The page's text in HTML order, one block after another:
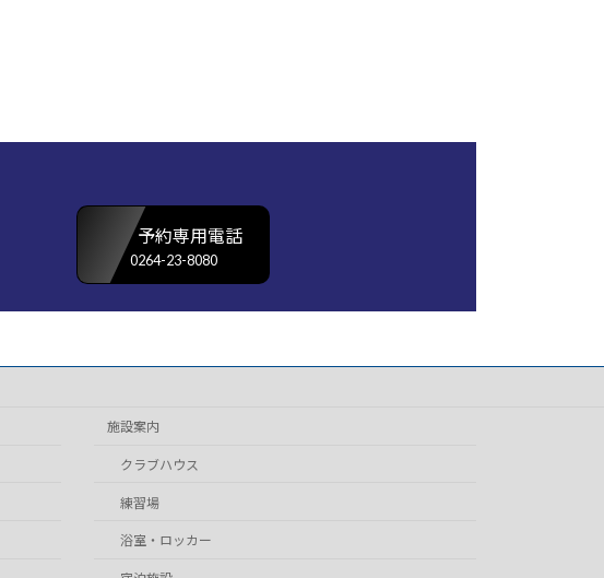
予約専用電話
0264-23-8080
施設案内
クラブハウス
練習場
浴室・ロッカー